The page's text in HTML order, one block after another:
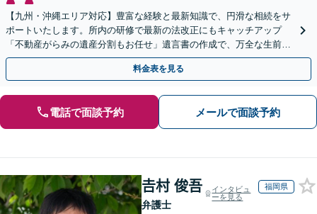
【九州・沖縄エリア対応】豊富な経験と最新知識で、円滑な相続をサ
ポートいたします。所内の研修で最新の法改正にもキャッチアップ
「不動産がらみの遺産分割もお任せ」遺言書の作成で、万全な生前対
策をおこないましょう【夜間・休日面談可】
料金表を見る
電話で面談予約 メールで面談予約
𠮷村 俊吾
弁護士
インタビュ
ーを見る
福岡県